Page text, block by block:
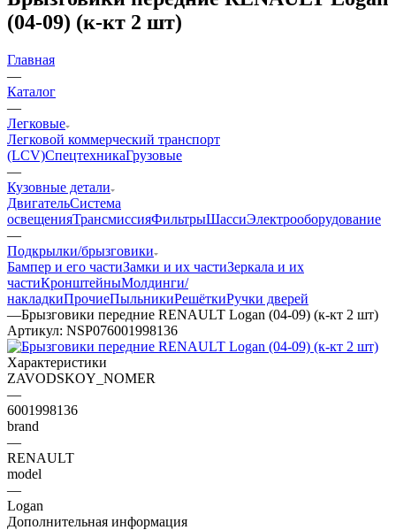
(04-09) (к-кт 2 шт)
Главная
—
Каталог
—
Легковые
Легковой коммерческий транспорт
(LCV)СпецтехникаГрузовые
—
Кузовные детали
ДвигательСистема
освещенияТрансмиссияФильтрыШассиЭлектрооборудование
—
Подкрылки/брызговики
Бампер и его частиЗамки и их частиЗеркала и их
частиКронштейныМолдинги/
накладкиПрочиеПыльникиРешёткиРучки дверей
—Брызговики передние RENAULT Logan (04-09) (к-кт 2 шт)
Артикул: NSP076001998136
Характеристики
ZAVODSKOY_NOMER
—
6001998136
brand
—
RENAULT
model
—
Logan
Дополнительная информация